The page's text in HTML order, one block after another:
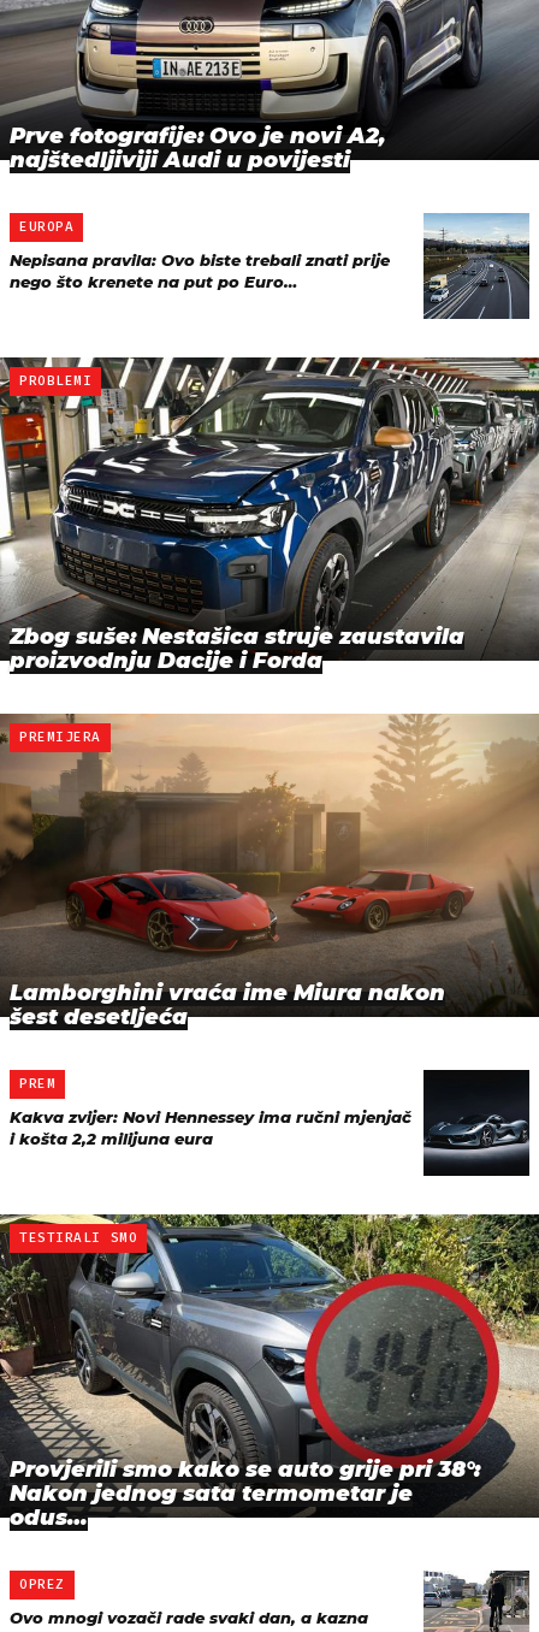
Prve fotografije: Ovo je novi A2,
najštedljiviji Audi u povijesti
EUROPA
Nepisana pravila: Ovo biste trebali znati prije
nego što krenete na put po Euro…
PROBLEMI
Zbog suše: Nestašica struje zaustavila
proizvodnju Dacije i Forda
PREMIJERA
Lamborghini vraća ime Miura nakon
šest desetljeća
PREM
Kakva zvijer: Novi Hennessey ima ručni mjenjač
i košta 2,2 milijuna eura
TESTIRALI SMO
Provjerili smo kako se auto grije pri 38°:
Nakon jednog sata termometar je
odus…
OPREZ
Ovo mnogi vozači rade svaki dan, a kazna